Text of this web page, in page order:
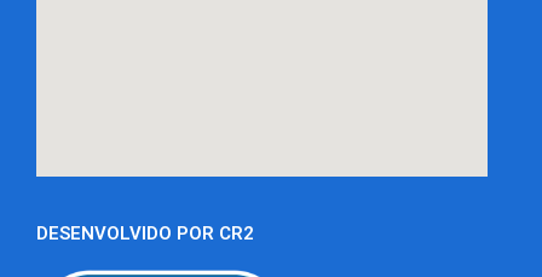
DESENVOLVIDO POR CR2